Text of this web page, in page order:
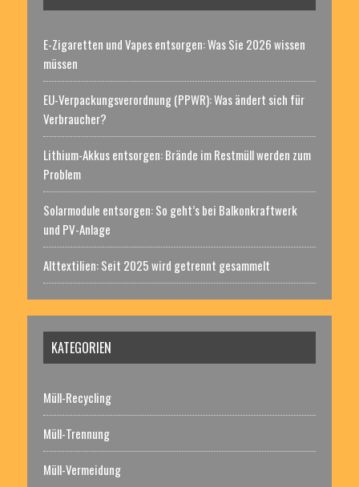
E-Zigaretten und Vapes entsorgen: Was Sie 2026 wissen
müssen
EU-Verpackungsverordnung (PPWR): Was ändert sich für
Verbraucher?
Lithium-Akkus entsorgen: Brände im Restmüll werden zum
Problem
Solarmodule entsorgen: So geht’s bei Balkonkraftwerk
und PV-Anlage
Alttextilien: Seit 2025 wird getrennt gesammelt
KATEGORIEN
Müll-Recycling
Müll-Trennung
Müll-Vermeidung